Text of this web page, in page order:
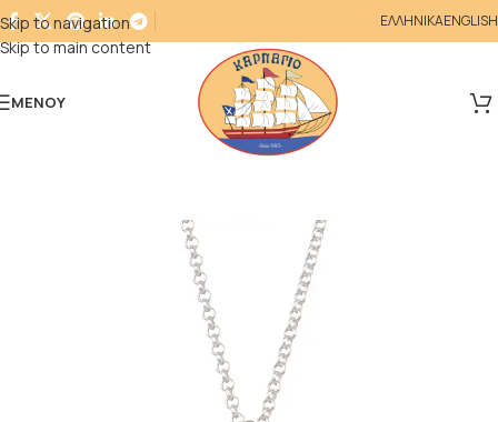
Skip to navigation
Skip to main content
ΕΛΛΗΝΙΚΑENGLISH
ΜΕΝΟΎ